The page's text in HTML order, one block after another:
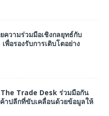
ความร่วมมือเชิงกลยุทธ์กับ
พื่อรองรับการเติบโตอย่าง
Trade Desk ร่วมมือกัน
าปลีกที่ขับเคลื่อนด้วยข้อมูลให้